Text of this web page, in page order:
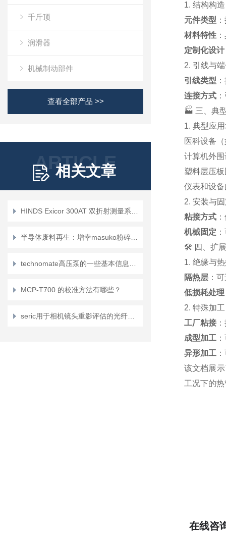
千斤顶
润滑器
机械制动部件
查看全部产品 >>
ARTICLE
相关文章
MCP-T700 的校准方法有哪些？
1. 结构构造
元件类型
材料特性：
定制化设计
2. 引线与
引线类型
连接方式：
🏭 三、典
1. 典型应
医科设备
计算机外
塑料层压
仪表和设
2. 安装与
粘接方式：
机械固定
🛠️ 四、扩
1. 绝缘与
隔热层：可
低损耗处理
2. 特殊加工
工厂粘接：
成型加工：
异形加工：
该文档展
工况下的
在线咨